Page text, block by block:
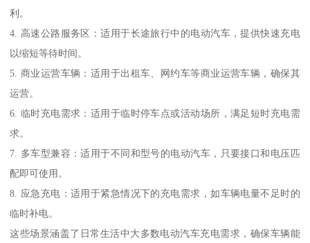
利。
4. 高速公路服务区：适用于长途旅行中的电动汽车，提供快速充电
以缩短等待时间。
5. 商业运营车辆：适用于出租车、网约车等商业运营车辆，确保其
运营。
6. 临时充电需求：适用于临时停车点或活动场所，满足短时充电需
求。
7. 多车型兼容：适用于不同和型号的电动汽车，只要接口和电压匹
配即可使用。
8. 应急充电：适用于紧急情况下的充电需求，如车辆电量不足时的
临时补电。
这些场景涵盖了日常生活中大多数电动汽车充电需求，确保车辆能